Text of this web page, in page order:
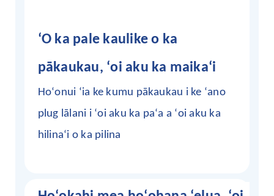
ʻO ka pale kaulike o ka
pākaukau, ʻoi aku ka maikaʻi
Hoʻonui ʻia ke kumu pākaukau i ke ʻano
plug lālani i ʻoi aku ka paʻa a ʻoi aku ka
hilinaʻi o ka pilina